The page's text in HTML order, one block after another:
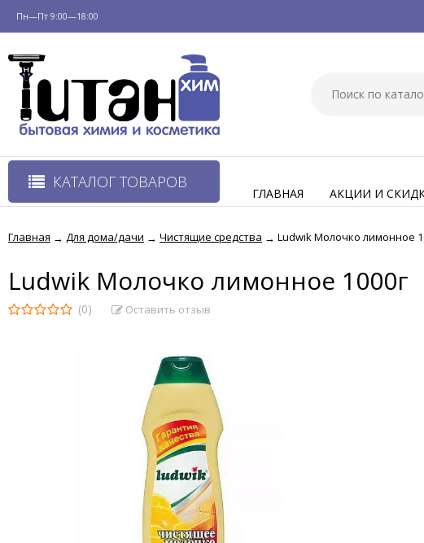
Пн—Пт 9:00—18:00
КАТАЛОГ ТОВАРОВ
ГЛАВНАЯ АКЦИИ И
Главная → Для дома/дачи → Чистящие средства → Ludwik Молочко лимонное
Ludwik Молочко лимонное 1000г
(0) Оставить отзыв